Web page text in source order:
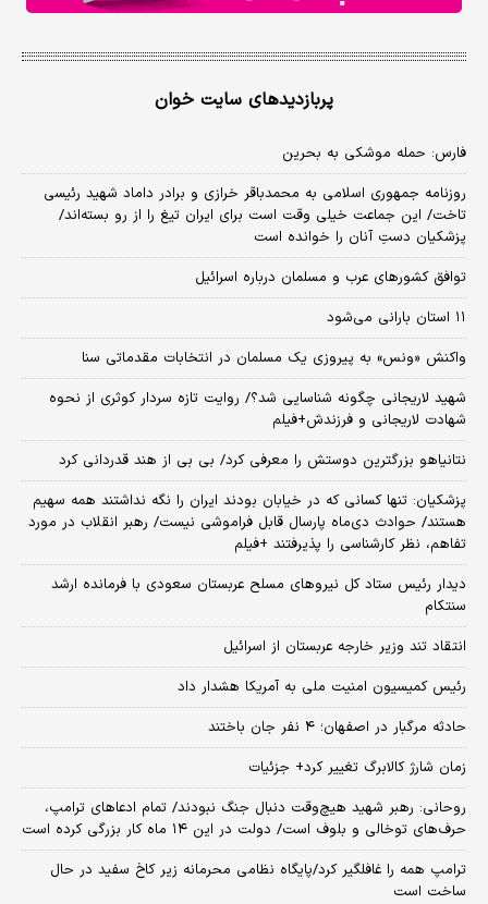
پربازدیدهای سایت خوان
فارس: حمله موشکی به بحرین
روزنامه جمهوری اسلامی به محمدباقر خرازی و برادر داماد شهید رئیسی
تاخت/ این جماعت خیلی وقت است برای ایران تیغ را از رو بسته‌اند/
پزشکیان دستِ آنان را خوانده است
توافق کشورهای عرب و مسلمان درباره اسرائیل
۱۱ استان بارانی می‌شود
واکنش «ونس» به پیروزی یک مسلمان در انتخابات مقدماتی سنا
شهید لاریجانی چگونه شناسایی شد؟/ روایت تازه سردار کوثری از نحوه
شهادت لاریجانی و فرزندش+فیلم
نتانیاهو بزرگترین دوستش را معرفی کرد/ بی بی از هند قدردانی کرد
پزشکیان: تنها کسانی که در خیابان بودند ایران را نگه نداشتند همه سهیم
هستند/ حوادث دی‌ماه پارسال قابل فراموشی نیست/ رهبر انقلاب در مورد
تفاهم، نظر کارشناسی را پذیرفتند +فیلم
دیدار رئیس ستاد کل نیروهای مسلح عربستان سعودی با فرمانده ارشد
سنتکام
انتقاد تند وزیر خارجه عربستان از اسرائیل
رئیس کمیسیون امنیت ملی به آمریکا هشدار داد
حادثه مرگبار در اصفهان؛ ۴ نفر جان باختند
زمان شارژ کالابرگ تغییر کرد+ جزئیات
روحانی: رهبر شهید هیچ‌وقت دنبال جنگ نبودند/ تمام ادعاهای ترامپ،
حرف‌های توخالی و بلوف است/ دولت در این ۱۴ ماه کار بزرگی کرده است
ترامپ همه را غافلگیر کرد/پایگاه نظامی محرمانه زیر کاخ سفید در حال
ساخت است